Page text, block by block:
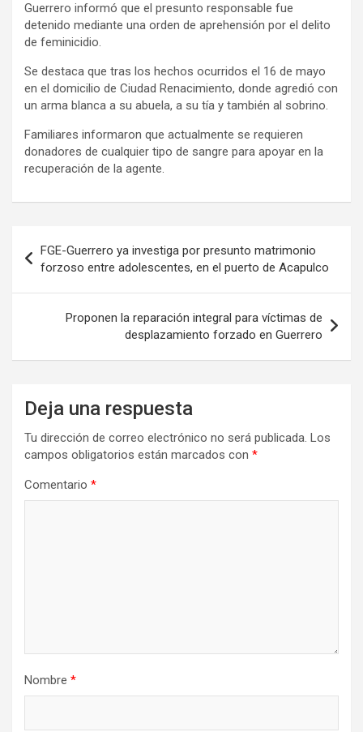
Guerrero informó que el presunto responsable fue
detenido mediante una orden de aprehensión por el delito
de feminicidio.
Se destaca que tras los hechos ocurridos el 16 de mayo
en el domicilio de Ciudad Renacimiento, donde agredió con
un arma blanca a su abuela, a su tía y también al sobrino.
Familiares informaron que actualmente se requieren
donadores de cualquier tipo de sangre para apoyar en la
recuperación de la agente.
de
entradas
FGE-Guerrero ya investiga por presunto matrimonio
forzoso entre adolescentes, en el puerto de Acapulco
Proponen la reparación integral para víctimas de
desplazamiento forzado en Guerrero
Deja una respuesta
Tu dirección de correo electrónico no será publicada. Los
campos obligatorios están marcados con *
Comentario *
Nombre *